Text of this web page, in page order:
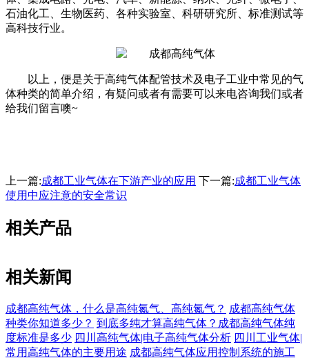
石油化工、生物医药、各种实验室、科研研究所、标准测试等
高科技行业。
以上，便是关于高纯气体配管技术及电子工业中常见的气
体种类的简单介绍，有疑问或者有需要可以来电咨询我们或者
给我们留言噢~
上一篇:成都工业气体在下游产业的应用 下一篇:成都工业气体
使用中应注意的安全常识
相关产品
相关新闻
成都高纯气体，什么是高纯氮气、高纯氮气？ 成都高纯气体
种类你知道多少？ 到底多纯才算高纯气体？成都高纯气体纯
度标准是多少 四川高纯气体|电子高纯气体分析 四川工业气体|
常用高纯气体的主要用途 成都高纯气体应用控制系统的施工